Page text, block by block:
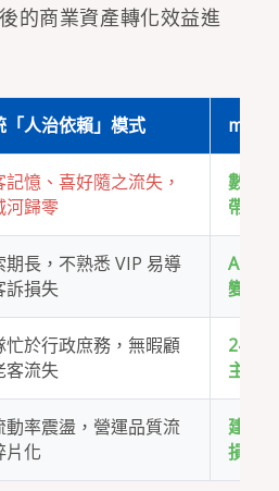
的商業資產轉化效益進
「人治依賴」模式
記憶、喜好隨之流失，
河歸零
數據
帶不走
期長，不熟悉 VIP 易導
訴損失
AI 自
變明
忙於行政庶務，無暇顧
客流失
24 小
主動
動率震盪，營運品質流
片化
建構
損提